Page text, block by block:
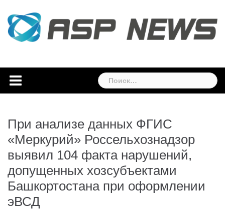
content
Найти:
При анализе данных ФГИС
«Меркурий» Россельхознадзор
выявил 104 факта нарушений,
допущенных хозсубъектами
Башкортостана при оформлении
эВСД